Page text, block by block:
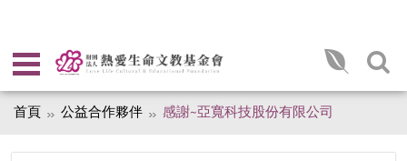
首頁 公益合作夥伴 感謝~亞寬科技股份有限公司